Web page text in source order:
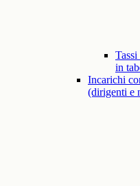
in
Incarichi
(dirigenti e